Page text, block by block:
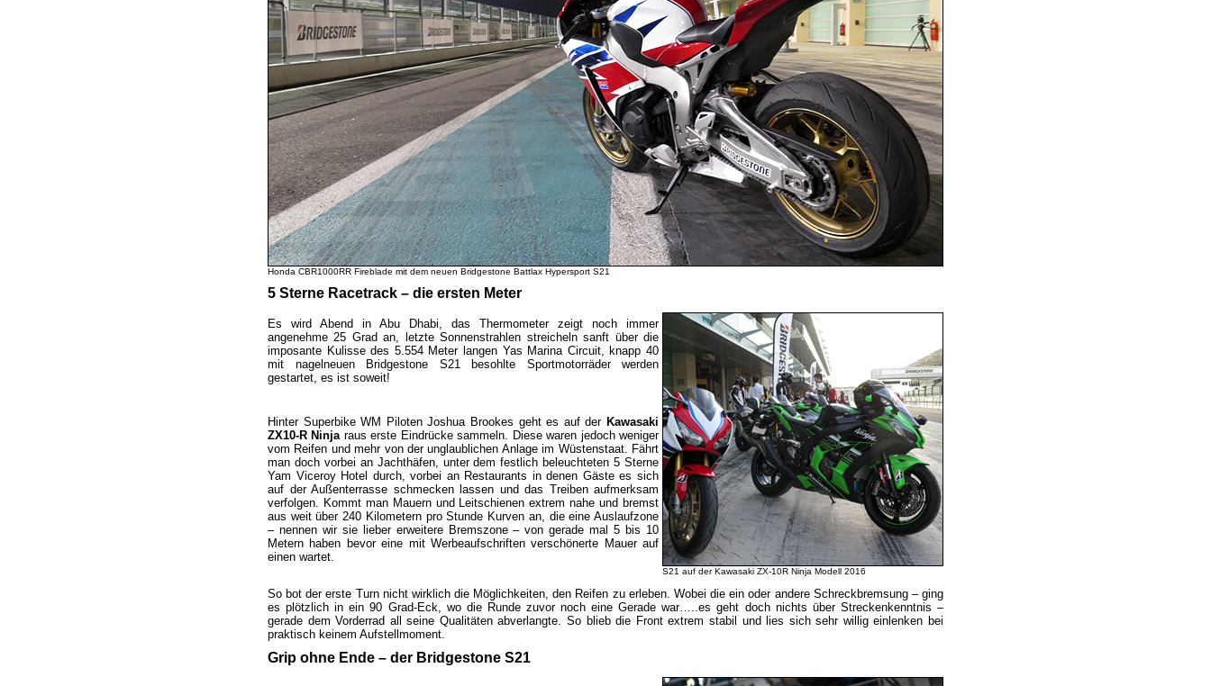
Honda CBR1000RR Fireblade mit dem neuen Bridgestone Battlax Hypersport S21
5 Sterne Racetrack – die ersten Meter
Es wird Abend in Abu Dhabi, das Thermometer zeigt noch immer
angenehme 25 Grad an, letzte Sonnenstrahlen streicheln sanft über die
imposante Kulisse des 5.554 Meter langen Yas Marina Circuit, knapp 40
mit nagelneuen Bridgestone S21 besohlte Sportmotorräder werden
gestartet, es ist soweit!
S21 auf der Kawasaki ZX-10R Ninja Modell 2016
Hinter Superbike WM Piloten Joshua Brookes geht es auf der Kawasaki
ZX10-R Ninjaraus erste Eindrücke sammeln. Diese waren jedoch weniger
vom Reifen und mehr von der unglaublichen Anlage im Wüstenstaat. Fährt
man doch vorbei an Jachthäfen, unter dem festlich beleuchteten 5 Sterne
Yam Viceroy Hotel durch, vorbei an Restaurants in denen Gäste es sich
auf der Außenterrasse schmecken lassen und das Treiben aufmerksam
verfolgen. Kommt man Mauern und Leitschienen extrem nahe und bremst
aus weit über 240 Kilometern pro Stunde Kurven an, die eine Auslaufzone
– nennen wir sie lieber erweitere Bremszone – von gerade mal 5 bis 10
Metern haben bevor eine mit Werbeaufschriften verschönerte Mauer auf
einen wartet.
So bot der erste Turn nicht wirklich die Möglichkeiten, den Reifen zu erleben. Wobei die ein oder andere Schreckbremsung – ging
es plötzlich in ein 90 Grad-Eck, wo die Runde zuvor noch eine Gerade war…..es geht doch nichts über Streckenkenntnis –
gerade dem Vorderrad all seine Qualitäten abverlangte. So blieb die Front extrem stabil und lies sich sehr willig einlenken bei
praktisch keinem Aufstellmoment.
Grip ohne Ende – der Bridgestone S21